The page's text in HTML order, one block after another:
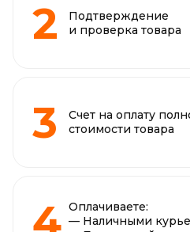
Подтверждение
и проверка товара
Счет на оплату
стоимости товара
Оплачиваете:
— Наличными